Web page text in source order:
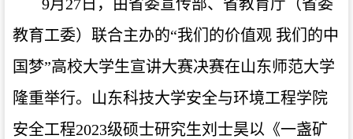
9月27日，由省委宣传部、省教育厅（省委
教育工委）联合主办的“我们的价值观 我们的中
国梦”高校大学生宣讲大赛决赛在山东师范大学
隆重举行。山东科技大学安全与环境工程学院
安全工程2023级硕士研究生刘士昊以《一盏矿